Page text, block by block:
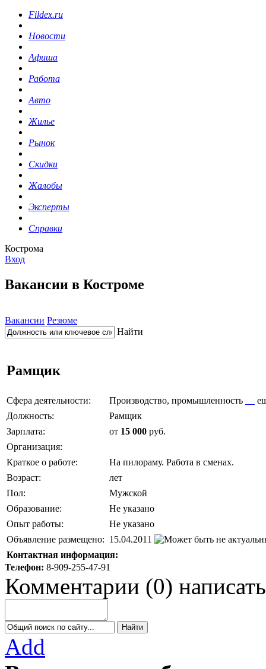
Fildex.ru
Новости
Афиша
Работа
Авто
Жилье
Рынок
Скидки
Жалобы
Эксперты
Справки
Кострома
Вход
Вакансии в Костроме
Вакансии Резюме
Найти
Рамщик
Сфера деятельности: Производство, промышленность
Должность:
Рамщик
Зарплата:
от 15 000 руб.
Организация:
Краткое о работе:
На пилораму. Работа в сменах.
Возраст:
лет
Пол:
Мужской
Образование:
Не указано
Опыт работы:
Не указано
Объявление размещено: 15.04.2011
Контактная информация:
Телефон: 8-909-255-47-91
Комментарии (0) написать
Add